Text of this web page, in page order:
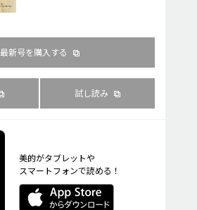
最新号を購入する
試し読み
美的がタブレットや
スマートフォンで読める！